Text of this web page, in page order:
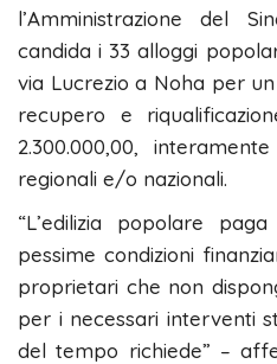
l’Amministrazione del
candida i 33 alloggi
via Lucrezio a Noha per
recupero e
2.300.000,00,
regionali e/o nazionali.
“L’edilizia popolare
pessime condizioni
proprietari che non
per i necessari interventi
del tempo richiede” –